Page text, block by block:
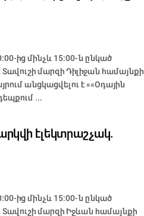
ից մինչև 15:00-ն ընկած
մարզի Դիլիջան համայնքի
անցկացվելու է ««Օդային
...
էլեկտրաշչակ.
ից մինչև 15:00-ն ընկած
մարզի Իջևան համայնքի